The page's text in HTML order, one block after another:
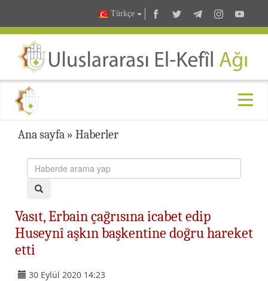
Türkçe
Ana sayfa » Haberler
Vasıt, Erbain çağrısına icabet edip
Huseynî aşkın başkentine doğru hareket
etti
30 Eylül 2020 14:23